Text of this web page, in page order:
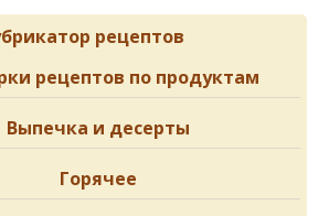
рецептов
рецептов по продуктам
Выпечка и десерты
Горячее